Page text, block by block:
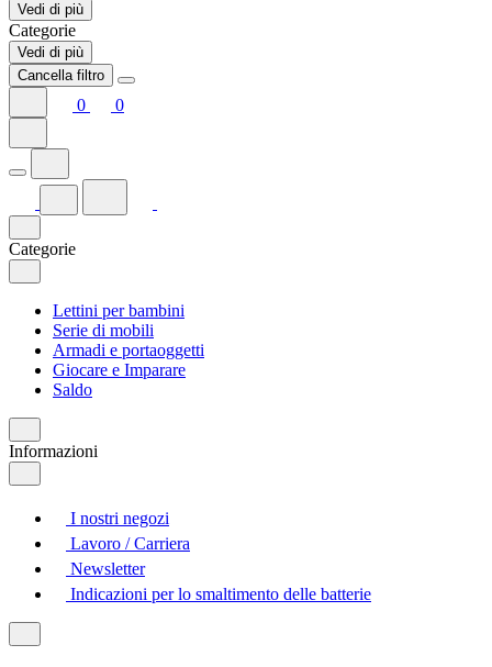
Vedi di più
Categorie
Vedi di più
Cancella filtro
0 0
Categorie
Lettini per bambini
Serie di mobili
Armadi e portaoggetti
Giocare e Imparare
Saldo
Informazioni
I nostri negozi
Lavoro / Carriera
Newsletter
Indicazioni per lo smaltimento delle batterie